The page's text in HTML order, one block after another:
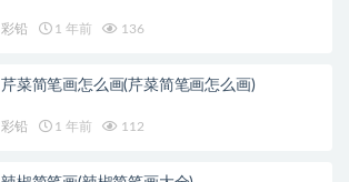
彩铅 1 年前 136
芹菜简笔画怎么画(芹菜简笔画怎么画)
彩铅 1 年前 112